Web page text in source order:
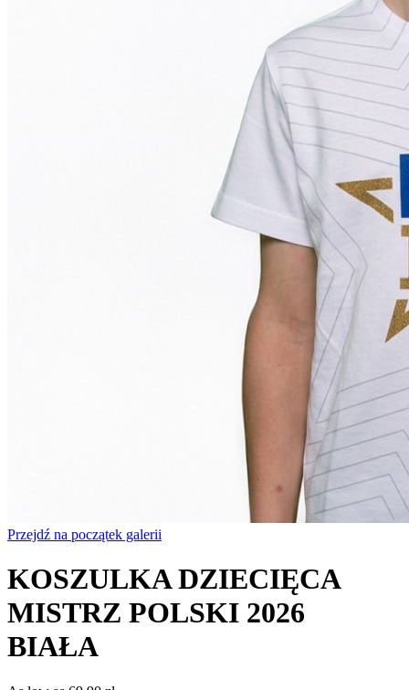
Przejdź na początek galerii
KOSZULKA DZIECIĘCA
MISTRZ POLSKI 2026
BIAŁA